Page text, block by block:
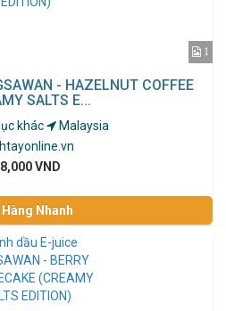
1
- HAZELNUT COFFEE
SALTS E...
khác
Malaysia
VND
Nhanh